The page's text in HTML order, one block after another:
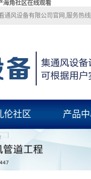
海角社区在线观看
风设备有限公司官网,服务
伦社区
社区
产品